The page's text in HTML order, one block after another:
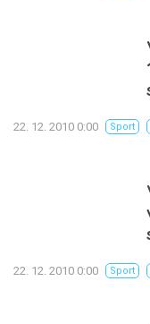
22. 12. 2010 0:00 Sport
22. 12. 2010 0:00 Sport